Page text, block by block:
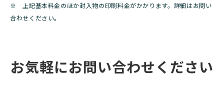
※ 上記基本料金のほか封入物の印刷料金がかかります。詳細はお問い
合わせください。
お気軽にお問い合わせください